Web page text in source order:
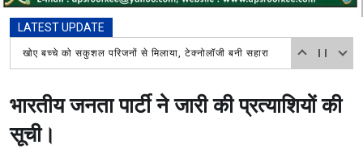
LATEST UPDATE
भारतीय जनता पार्टी ने जारी की प्रत्याशियों की
सूची।